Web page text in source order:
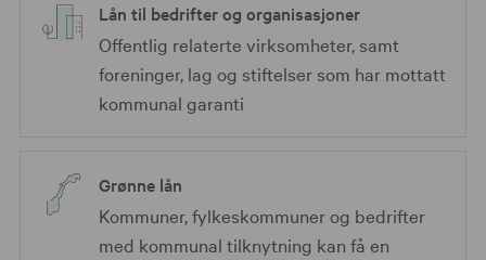
Lån til bedrifter og organisasjoner
Offentlig relaterte virksomheter, samt
foreninger, lag og stiftelser som har mottatt
kommunal garanti
Grønne lån
Kommuner, fylkeskommuner og bedrifter
med kommunal tilknytning kan få en